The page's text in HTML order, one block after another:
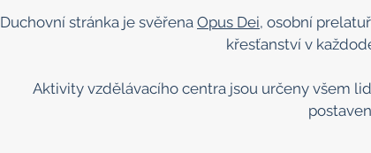
Duchovní stránka je svěřena Opus Dei, osobní
křesťanství v
Aktivity vzdělávacího centra jsou určeny všem